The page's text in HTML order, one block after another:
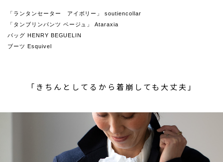
「ランタンセーター アイボリー」 soutiencollar
「タンブリンパンツ ベージュ」 Ataraxia
バッグ HENRY BEGUELIN
ブーツ Esquivel
「きちんとしてるから着崩しても大丈夫」